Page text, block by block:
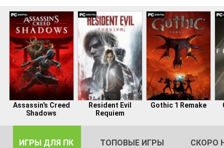
Assassin's Creed
Shadows
Resident Evil
Requiem
Gothic 1 Remake
ИГРЫ ДЛЯ ПК ТОПОВЫЕ ИГРЫ СКОРО